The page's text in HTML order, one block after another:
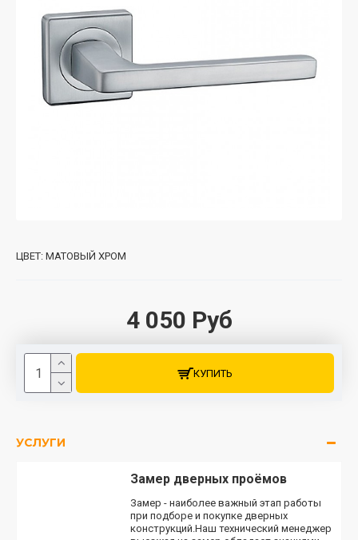
4 050 Руб
ЦВЕТ: МАТОВЫЙ ХРОМ
КУПИТЬ
УСЛУГИ
Замер дверных проёмов
Замер - наиболее важный этап работы
при подборе и покупке дверных
конструкций.Наш технический менеджер